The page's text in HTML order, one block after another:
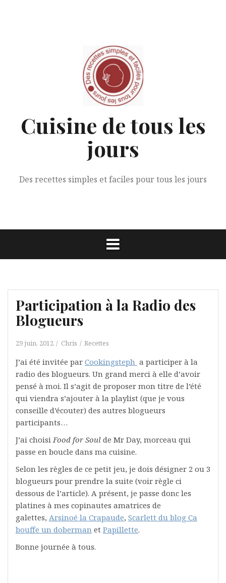
Cuisine de tous les
jours
Des recettes simples et faciles pour tous les jours
Participation à la Radio des
Blogueurs
29 juin, 2012 Chris Recettes
J’ai été invitée par Cookingsteph a participer à la
radio des blogueurs. Un grand merci à elle d’avoir
pensé à moi. Il s’agit de proposer mon titre de l’été
qui viendra s’ajouter à la playlist (que je vous
conseille d’écouter) des autres blogueurs
participants…
J’ai choisiFood for Soul de Mr Day, morceau qui
passe en boucle dans ma cuisine.
Selon les règles de ce petit jeu, je dois désigner 2 ou 3
blogueurs pour prendre la suite (voir règle ci
dessous de l’article). A présent, je passe donc les
platines à mes copinautes amatrices de
galettes, Arsinoé la Crapaude, Scarlett du blog Ca
bouffe un doberman et Papillette.
Bonne journée à tous.